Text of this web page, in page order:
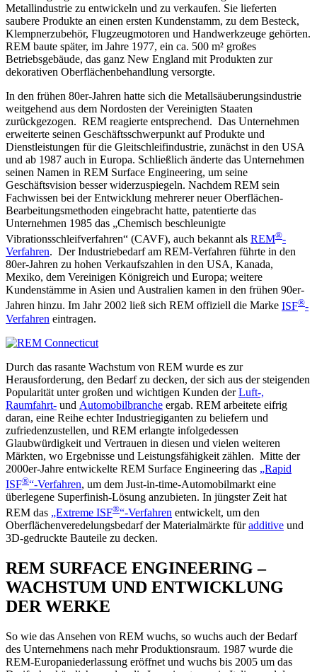
Metallindustrie zu entwickeln und zu verkaufen. Sie lieferten
saubere Produkte an einen ersten Kundenstamm, zu dem Besteck,
Klempnerzubehör, Flugzeugmotoren und Handwerkzeuge gehörten.
REM baute später, im Jahre 1977, ein ca. 500 m² großes
Betriebsgebäude, das ganz New England mit Produkten zur
dekorativen Oberflächenbehandlung versorgte.
In den frühen 80er-Jahren hatte sich die Metallsäuberungsindustrie
weitgehend aus dem Nordosten der Vereinigten Staaten
zurückgezogen. REM reagierte entsprechend. Das Unternehmen
erweiterte seinen Geschäftsschwerpunkt auf Produkte und
Dienstleistungen für die Gleitschleifindustrie, zunächst in den USA
und ab 1987 auch in Europa. Schließlich änderte das Unternehmen
seinen Namen in REM Surface Engineering, um seine
Geschäftsvision besser widerzuspiegeln. Nachdem REM sein
Fachwissen bei der Entwicklung mehrerer neuer Oberflächen-
Bearbeitungsmethoden eingebracht hatte, patentierte das
Unternehmen 1985 das „Chemisch beschleunigte
Vibrationsschleifverfahren“ (CAVF), auch bekannt als REM®-
Verfahren. Der Industriebedarf am REM-Verfahren führte in den
80er-Jahren zu hohen Verkaufszahlen in den USA, Kanada,
Mexiko, dem Vereinigen Königreich und Europa; weitere
Kundenstämme in Asien und Australien kamen in den frühen 90er-
Jahren hinzu. Im Jahr 2002 ließ sich REM offiziell die Marke ISF®-
Verfahren eintragen.
Durch das rasante Wachstum von REM wurde es zur
Herausforderung, den Bedarf zu decken, der sich aus der steigenden
Popularität unter großen und wichtigen Kunden derLuft-,
Raumfahrt- und Automobilbranche ergab. REM arbeitete eifrig
daran, eine Reihe echter Industriegiganten zu beliefern und
zufriedenzustellen, und REM erlangte infolgedessen
Glaubwürdigkeit und Vertrauen in diesen und vielen weiteren
Märkten, wo Ergebnisse und Leistungsfähigkeit zählen. Mitte der
2000er-Jahre entwickelte REM Surface Engineering das „Rapid
ISF®“-Verfahren, um dem Just-in-time-Automobilmarkt eine
überlegene Superfinish-Lösung anzubieten. In jüngster Zeit hat
REM das „Extreme ISF®“-Verfahren entwickelt, um den
Oberflächenveredelungsbedarf der Materialmärkte füradditive und
3D-gedruckte Bauteile zu decken.
REM SURFACE ENGINEERING –
WACHSTUM UND ENTWICKLUNG
DER WERKE
So wie das Ansehen von REM wuchs, so wuchs auch der Bedarf
des Unternehmens nach mehr Produktionsraum. 1987 wurde die
REM-Europaniederlassung eröffnet und wuchs bis 2005 um das